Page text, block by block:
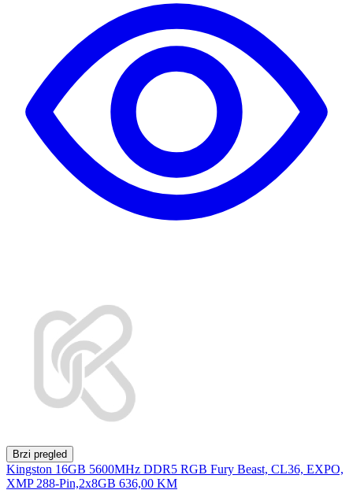
Brzi pregled
Kingston 16GB 5600MHz DDR5 RGB Fury Beast, CL36, EXPO,
XMP 288-Pin,2x8GB 636,00 KM